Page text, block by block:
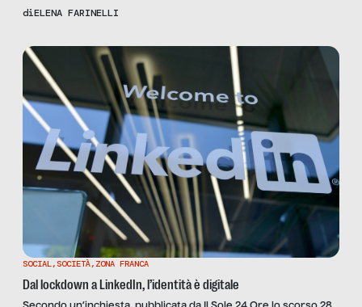
indicati per pause pranzo o cene di lavoro, con un occhio
Senza Filtro provvede […]
diELENA FARINELLI
SOCIAL, SOCIETÀ, ZONA FRANCA
Dal lockdown a LinkedIn, l’identità è digitale